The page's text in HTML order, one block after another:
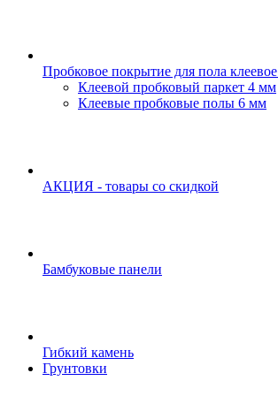
Пробковое покрытие для пола клеевое
Клеевой пробковый паркет 4 мм
Клеевые пробковые полы 6 мм
АКЦИЯ - товары со скидкой
Бамбуковые панели
Гибкий камень
Грунтовки